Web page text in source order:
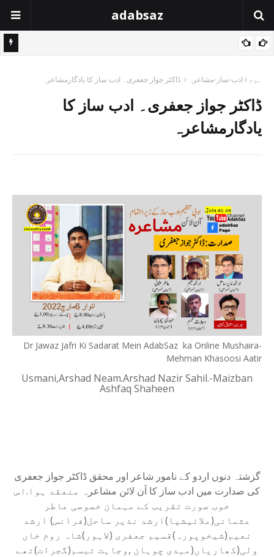
adabsaz
ہوم ادب-ساز-مشاعرہ ڈاکٹر جواز جعفری۔ ادب ساز کا یادگارمشاعرہ
ڈاکٹر جواز جعفری۔ ادب ساز کا
یادگارمشاعرہ
Dr Jawaz Jafri Ki Sadarat Mein AdabSaz ka Online Mushaira-
Mehman Khasoosi Aatir
Usmani,Arshad Neam.Arshad Nazir Sahil.-Maizban
Ashfaq Shaheen
گزشتہ دنوں اردو کے نامور شاعر اور محقق ڈاکٹر جواز جعفری
کی صدارت میں ادب ساز کا آن لائن مشاعرہ منعقد ہوا.اس
خوب صورت تقریب کے مہمان خصوصی عاطر
عثمانی(ملائیشیا)ارشد نذیر ساحل(فرانس) ارشد
نعیم(شیخوپورہ)قسیم جعفری (لاہور)شاہ روم خاں
ولی(کھاریاں(مہدی چوہان ,وجاہت تبسم(گجرات)تھے